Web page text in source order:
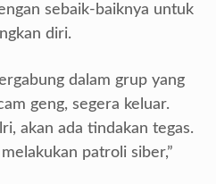
sebaik-baiknya untuk
diri.
dalam grup yang
geng, segera keluar.
akan ada tindakan tegas.
patroli siber,”